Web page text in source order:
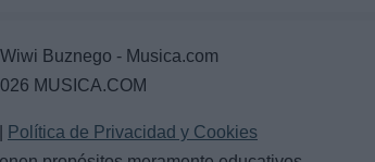
Buznego - Musica.com
MUSICA.COM
Política de Privacidad y Cookies